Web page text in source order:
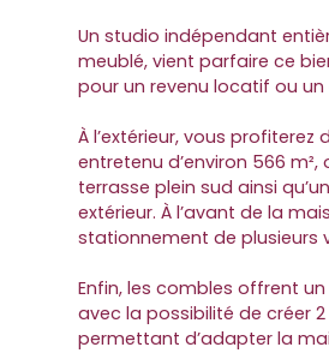
Un studio indépendant
meublé, vient parfaire ce
pour un revenu locatif ou
À l’extérieur, vous
entretenu d’environ 566
terrasse plein sud ainsi
extérieur. À l’avant de la
stationnement de plusieurs
Enfin, les combles offrent
avec la possibilité de créer
permettant d’adapter la